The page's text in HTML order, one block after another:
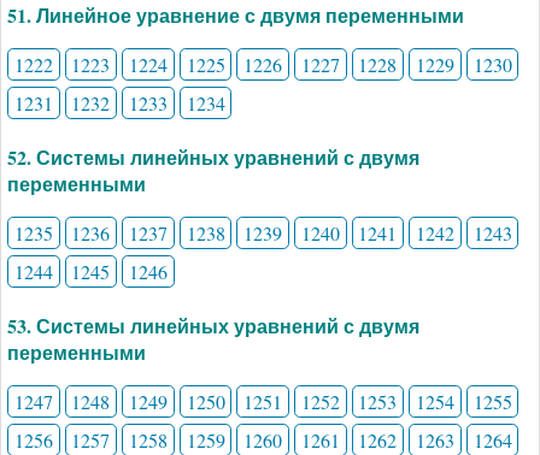
51. Линейное уравнение с двумя переменными
1222 1223 1224 1225 1226 1227 1228 1229
1230
1231
1232 1233 1234
52. Системы линейных уравнений с двумя
переменными
1235 1236 1237 1238 1239 1240 1241 1242
1243
1244
1245 1246
53. Системы линейных уравнений с двумя
переменными
1247 1248 1249 1250 1251 1252 1253 1254
1255
1256
1257 1258 1259 1260 1261 1262 1263
1264